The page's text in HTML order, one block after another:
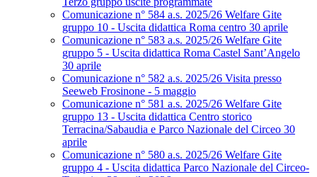
Comunicazione n° 584 a.s. 2025/26 Welfare Gite
gruppo 10 - Uscita didattica Roma centro 30 aprile
Comunicazione n° 583 a.s. 2025/26 Welfare Gite
gruppo 5 - Uscita didattica Roma Castel Sant’Angelo
30 aprile
Comunicazione n° 582 a.s. 2025/26 Visita presso
Seeweb Frosinone - 5 maggio
Comunicazione n° 581 a.s. 2025/26 Welfare Gite
gruppo 13 - Uscita didattica Centro storico
Terracina/Sabaudia e Parco Nazionale del Circeo 30
aprile
Comunicazione n° 580 a.s. 2025/26 Welfare Gite
gruppo 4 - Uscita didattica Parco Nazionale del Circeo-